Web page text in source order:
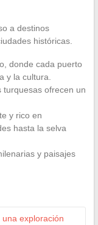
a destinos
históricas.
donde cada puerto
y la cultura.
turquesas ofrecen un
y rico en
hasta la selva
y paisajes
exploración